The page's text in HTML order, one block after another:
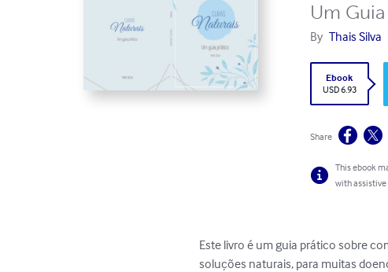
Um
By Thais Silva
Ebook
USD 6.93
Share
This ebook
with
Este livro é um guia prático sobre
soluções naturais, para muitas